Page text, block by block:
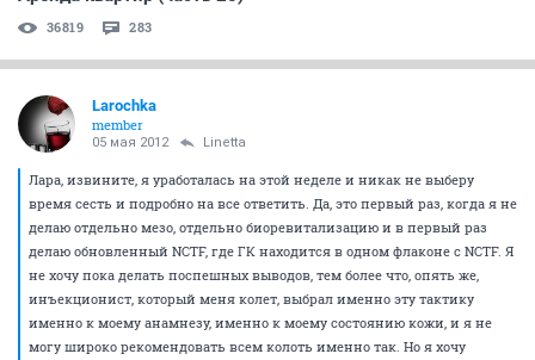
36819 283
Larochka
member
05 мая 2012 Linetta
Лара, извините, я уработалась на этой неделе и никак не выберу
время сесть и подробно на все ответить. Да, это первый раз, когда я не
делаю отдельно мезо, отдельно биоревитализацию и в первый раз
делаю обновленный NCTF, где ГК находится в одном флаконе с NCTF. Я
не хочу пока делать поспешных выводов, тем более что, опять же,
инъекционист, который меня колет, выбрал именно эту тактику
именно к моему анамнезу, именно к моему состоянию кожи, и я не
могу широко рекомендовать всем колоть именно так. Но я хочу